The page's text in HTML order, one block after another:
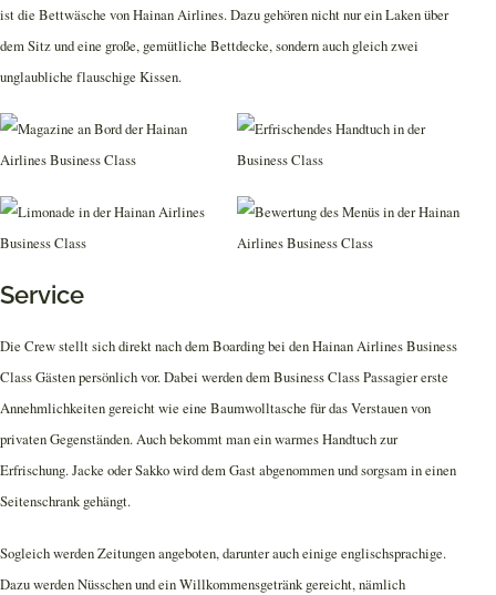
ist die Bettwäsche von Hainan Airlines. Dazu gehören nicht nur ein Laken über
dem Sitz und eine große, gemütliche Bettdecke, sondern auch gleich zwei
unglaubliche flauschige Kissen.
Service
Die Crew stellt sich direkt nach dem Boarding bei den Hainan Airlines Business
Class Gästen persönlich vor. Dabei werden dem Business Class Passagier erste
Annehmlichkeiten gereicht wie eine Baumwolltasche für das Verstauen von
privaten Gegenständen. Auch bekommt man ein warmes Handtuch zur
Erfrischung. Jacke oder Sakko wird dem Gast abgenommen und sorgsam in einen
Seitenschrank gehängt.
Sogleich werden Zeitungen angeboten, darunter auch einige englischsprachige.
Dazu werden Nüsschen und ein Willkommensgetränk gereicht, nämlich